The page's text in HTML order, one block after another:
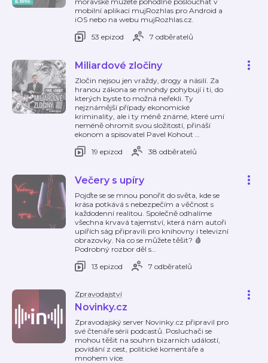
mobilní aplikaci mujRozhlas pro Android a
iOS nebo na webu mujRozhlas.cz.
53 epizod
7 odběratelů
Miliardové zločiny
Zločin nejsou jen vraždy, drogy a násilí. Za
hranou zákona se mnohdy pohybují i ti, do
kterých byste to možná neřekli. Ty
nejznámější případy ekonomické
kriminality, ale i ty méně známé, které umí
neméně ohromit svou složitostí, přináší
ekonom a spisovatel Pavel Kohout …
19 epizod
38 odběratelů
Večery s upíry
Pojďte se se mnou ponořit do světa, kde se
krása potkává s nebezpečím a věčnost s
každodenní realitou. Společně odhalíme
všechna krvavá tajemství, která nám autoři
upířích ság připravili pro knihovny i televizní
obrazovky. Na co se můžete těšit? 🩸
Podrobný rozbor děl s…
13 epizod
7 odběratelů
Zpravodajství
Novinky.cz
Zpravodajský server Novinky.cz připravil pro
své čtenáře sérii podcastů. Posluchači se
mohou těšit na souhrn bizarních událostí,
povídání z cest, politické komentáře a
mnohem více.